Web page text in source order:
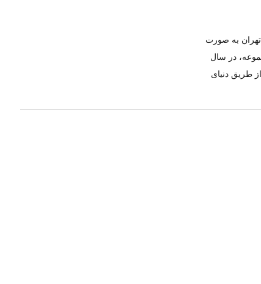
تهران به صورت
در سال
طریق دنیای